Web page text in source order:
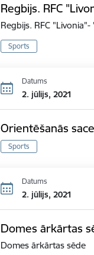
Regbijs. RFC
Regbijs. RFC
Sports
Datums
2. jūlijs, 2021
Orientēšanās
Sports
Datums
2. jūlijs, 2021
Domes ārkārtas
Domes ārkārtas sēde